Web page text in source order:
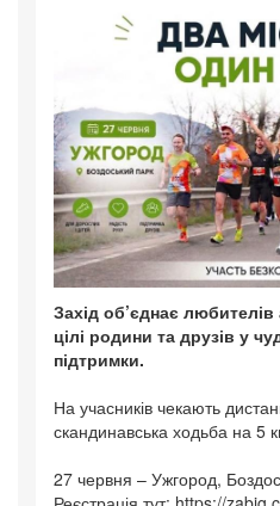
Захід об’єднає
цілі родини та друзів у
підтримки.
На учасників чекають
скандинавська ходьба на 5
27 червня – Ужгород,